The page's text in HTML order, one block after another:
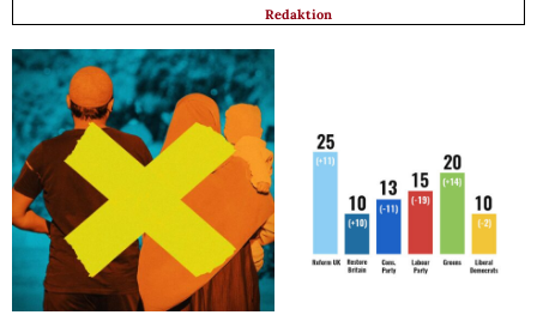
Redaktion